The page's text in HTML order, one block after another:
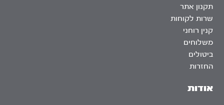
אודות
תקנון אתר
שרות לקוחות
קנין רוחני
משלוחים
ביטולים
החזרות